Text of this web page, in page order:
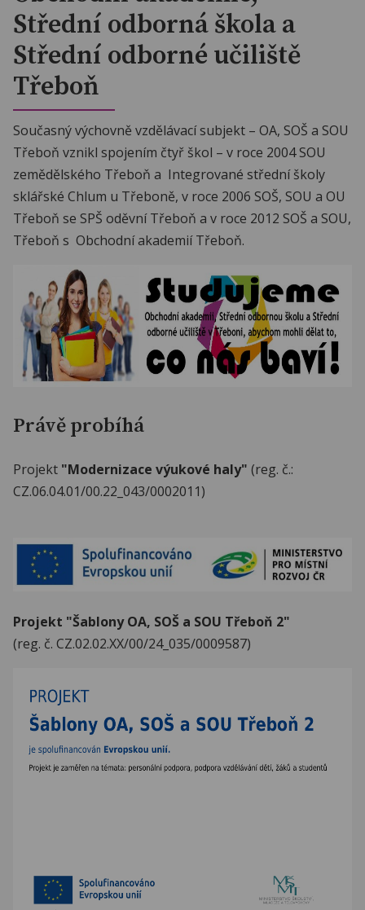
Střední odborná škola a
Střední odborné učiliště
Třeboň
Současný výchovně vzdělávací subjekt – OA, SOŠ a SOU
Třeboň vznikl spojením čtyř škol – v roce 2004 SOU
zemědělského Třeboň a Integrované střední školy
sklářské Chlum u Třeboně, v roce 2006 SOŠ, SOU a OU
Třeboň se SPŠ oděvní Třeboň a v roce 2012 SOŠ a SOU,
Třeboň s Obchodní akademií Třeboň.
Právě probíhá
Projekt "Modernizace výukové haly" (reg. č.:
CZ.06.04.01/00.22_043/0002011)
Projekt "Šablony OA, SOŠ a SOU Třeboň 2"
(reg. č. CZ.02.02.XX/00/24_035/0009587)